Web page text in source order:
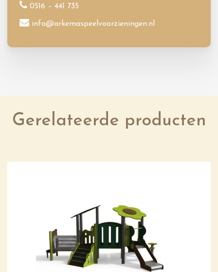
0516 – 441 735
info@arkemaspeelvoorzieningen.nl
Gerelateerde producten